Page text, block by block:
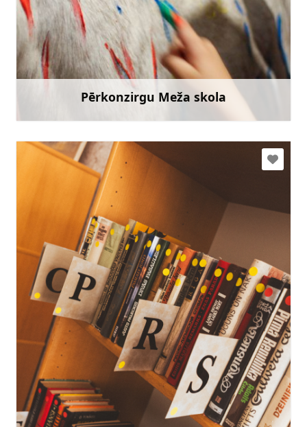
Pērkonzirgu Meža skola
tija@perkonzirgi.lv
+371 26695895
Doties
Uzzināt vairāk